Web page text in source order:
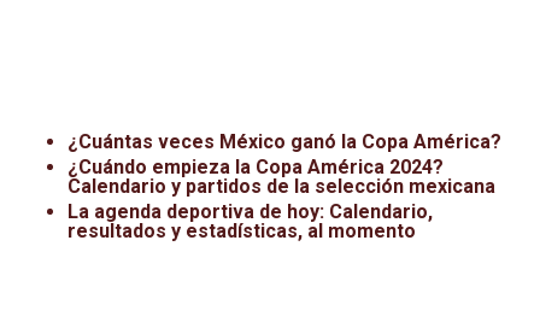
¿Cuántas veces México ganó la Copa América?
¿Cuándo empieza la Copa América 2024?
Calendario y partidos de la selección mexicana
La agenda deportiva de hoy: Calendario,
resultados y estadísticas, al momento